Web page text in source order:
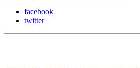
facebook
twitter